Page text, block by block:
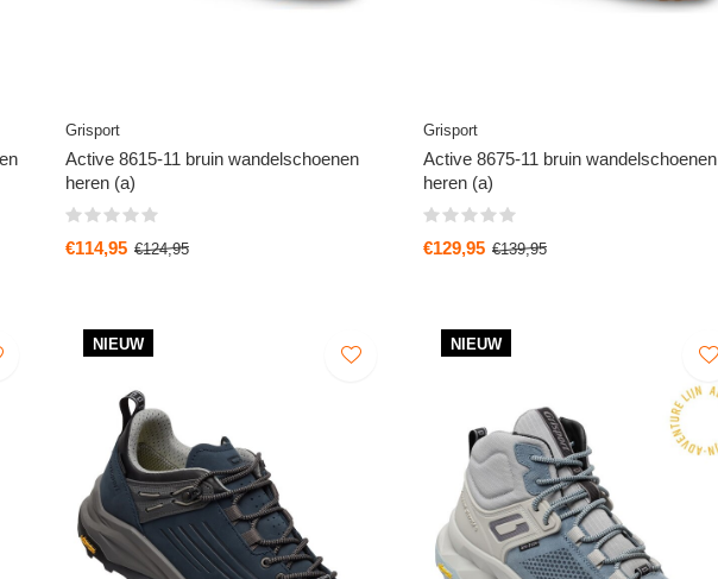
Grisport
Active 8615-11 bruin wandelschoenen
heren (a)
€114,95 €124,95
Grisport
Active 8675-11 bruin wandelschoenen
heren (a)
€129,95 €139,95
NIEUW NIEUW